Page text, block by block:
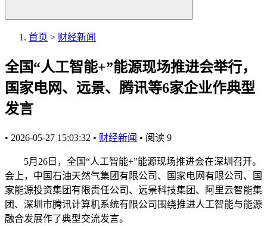
首页 > 财经新闻
全国“人工智能+”能源现场推进会举行，
国家电网、远景、腾讯等6家企业作典型
发言
• 2026-05-27 15:03:32 • 财经新闻 • 阅读 9
5月26日，全国“人工智能+”能源现场推进会在深圳召开。
会上，中国石油天然气集团有限公司、国家电网有限公司、国
家能源投资集团有限责任公司、远景科技集团、阿里云智能集
团、深圳市腾讯计算机系统有限公司围绕推进人工智能与能源
融合发展作了典型交流发言。